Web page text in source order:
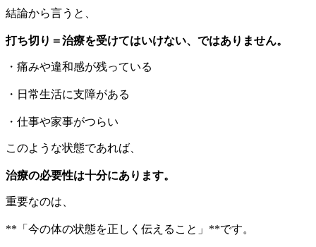
結論から言うと、
打ち切り＝治療を受けてはいけない、ではありません。
・痛みや違和感が残っている
・日常生活に支障がある
・仕事や家事がつらい
このような状態であれば、
治療の必要性は十分にあります。
重要なのは、
**「今の体の状態を正しく伝えること」**です。